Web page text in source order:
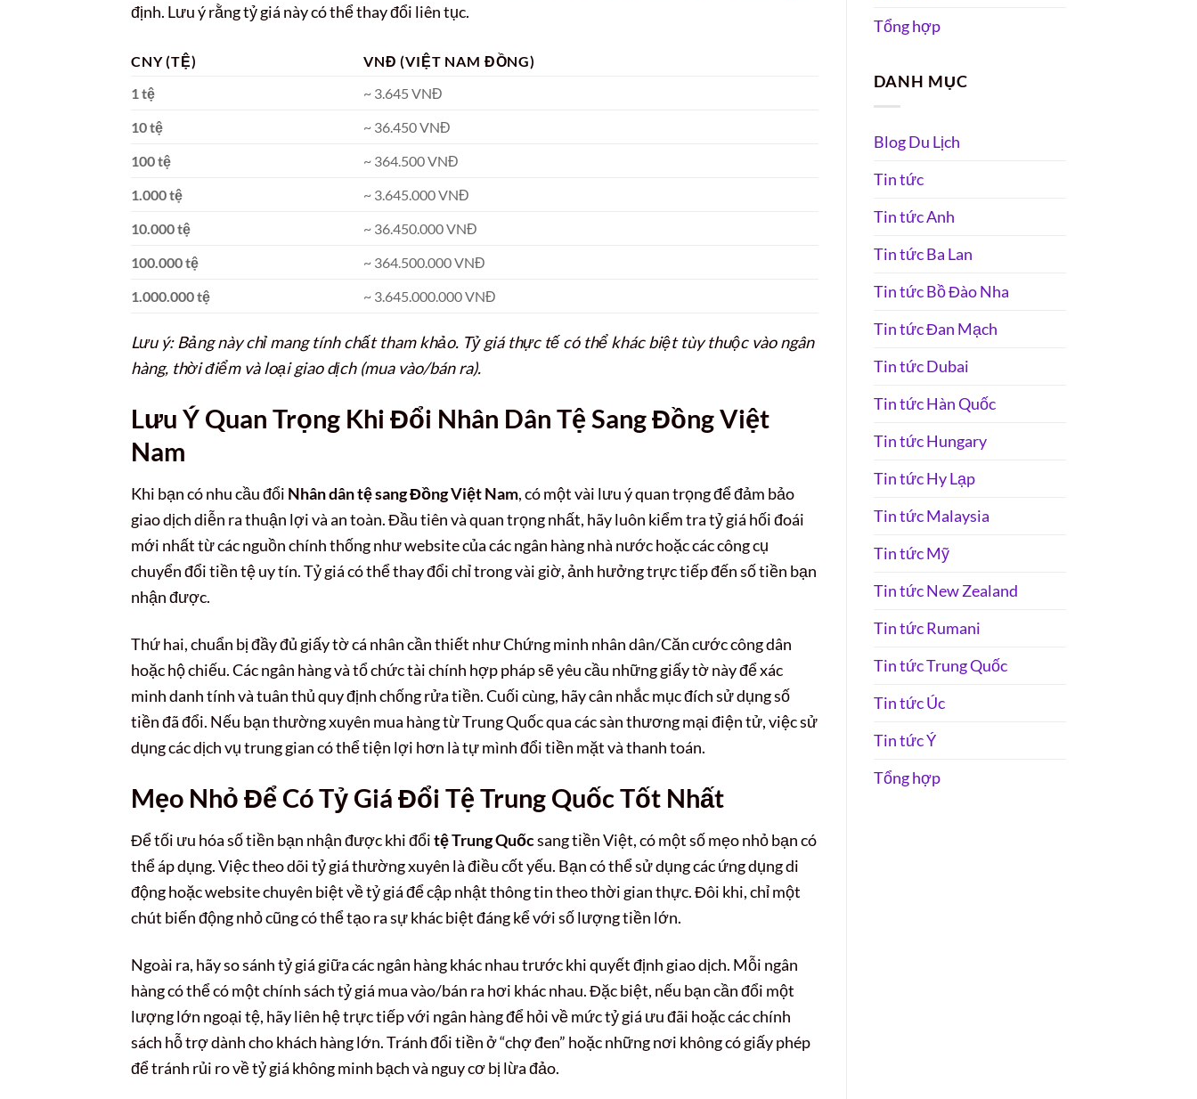
định. Lưu ý rằng tỷ giá này có thể thay đổi liên tục.
CNY (TỆ)
VNĐ (VIỆT NAM ĐỒNG)
1 tệ
~ 3.645 VNĐ
10 tệ
~ 36.450 VNĐ
100 tệ
~ 364.500 VNĐ
1.000 tệ
~ 3.645.000 VNĐ
10.000 tệ
~ 36.450.000 VNĐ
100.000 tệ
~ 364.500.000 VNĐ
1.000.000 tệ
~ 3.645.000.000 VNĐ
Lưu ý: Bảng này chỉ mang tính chất tham khảo. Tỷ giá thực tế có thể khác biệt tùy thuộc vào ngân
hàng, thời điểm và loại giao dịch (mua vào/bán ra).
Lưu Ý Quan Trọng Khi Đổi Nhân Dân Tệ Sang Đồng Việt
Nam
Khi bạn có nhu cầu đổi Nhân dân tệ sang Đồng Việt Nam, có một vài lưu ý quan trọng để đảm bảo
giao dịch diễn ra thuận lợi và an toàn. Đầu tiên và quan trọng nhất, hãy luôn kiểm tra tỷ giá hối đoái
mới nhất từ các nguồn chính thống như website của các ngân hàng nhà nước hoặc các công cụ
chuyển đổi tiền tệ uy tín. Tỷ giá có thể thay đổi chỉ trong vài giờ, ảnh hưởng trực tiếp đến số tiền bạn
nhận được.
Thứ hai, chuẩn bị đầy đủ giấy tờ cá nhân cần thiết như Chứng minh nhân dân/Căn cước công dân
hoặc hộ chiếu. Các ngân hàng và tổ chức tài chính hợp pháp sẽ yêu cầu những giấy tờ này để xác
minh danh tính và tuân thủ quy định chống rửa tiền. Cuối cùng, hãy cân nhắc mục đích sử dụng số
tiền đã đổi. Nếu bạn thường xuyên mua hàng từ Trung Quốc qua các sàn thương mại điện tử, việc sử
dụng các dịch vụ trung gian có thể tiện lợi hơn là tự mình đổi tiền mặt và thanh toán.
Mẹo Nhỏ Để Có Tỷ Giá Đổi Tệ Trung Quốc Tốt Nhất
Để tối ưu hóa số tiền bạn nhận được khi đổitệ Trung Quốcsang tiền Việt, có một số mẹo nhỏ bạn có
thể áp dụng. Việc theo dõi tỷ giá thường xuyên là điều cốt yếu. Bạn có thể sử dụng các ứng dụng di
động hoặc website chuyên biệt về tỷ giá để cập nhật thông tin theo thời gian thực. Đôi khi, chỉ một
chút biến động nhỏ cũng có thể tạo ra sự khác biệt đáng kể với số lượng tiền lớn.
Ngoài ra, hãy so sánh tỷ giá giữa các ngân hàng khác nhau trước khi quyết định giao dịch. Mỗi ngân
hàng có thể có một chính sách tỷ giá mua vào/bán ra hơi khác nhau. Đặc biệt, nếu bạn cần đổi một
lượng lớn ngoại tệ, hãy liên hệ trực tiếp với ngân hàng để hỏi về mức tỷ giá ưu đãi hoặc các chính
sách hỗ trợ dành cho khách hàng lớn. Tránh đổi tiền ở “chợ đen” hoặc những nơi không có giấy phép
để tránh rủi ro về tỷ giá không minh bạch và nguy cơ bị lừa đảo.
Tổng hợp
DANH MỤC
Blog Du Lịch
Tin tức
Tin tức Anh
Tin tức Ba Lan
Tin tức Bồ Đào Nha
Tin tức Đan Mạch
Tin tức Dubai
Tin tức Hàn Quốc
Tin tức Hungary
Tin tức Hy Lạp
Tin tức Malaysia
Tin tức Mỹ
Tin tức New Zealand
Tin tức Rumani
Tin tức Trung Quốc
Tin tức Úc
Tin tức Ý
Tổng hợp